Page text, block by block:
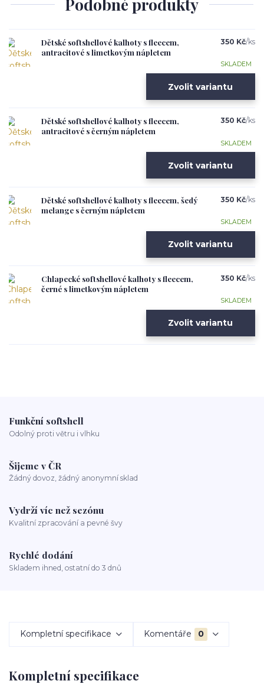
Podobné produkty
Dětské softshellové kalhoty s fleecem,
antracitové s limetkovým nápletem
350 Kč/ks
SKLADEM
Zvolit variantu
Dětské softshellové kalhoty s fleecem,
antracitové s černým nápletem
350 Kč/ks
SKLADEM
Zvolit variantu
Dětské softshellové kalhoty s fleecem, šedý
melange s černým nápletem
350 Kč/ks
SKLADEM
Zvolit variantu
Chlapecké softshellové kalhoty s fleecem,
černé s limetkovým nápletem
350 Kč/ks
SKLADEM
Zvolit variantu
Funkční softshell
Odolný proti větru i vlhku
Šijeme v ČR
Žádný dovoz, žádný anonymní sklad
Vydrží víc než sezónu
Kvalitní zpracování a pevné švy
Rychlé dodání
Skladem ihned, ostatní do 3 dnů
Kompletní specifikace Komentáře 0
Kompletní specifikace